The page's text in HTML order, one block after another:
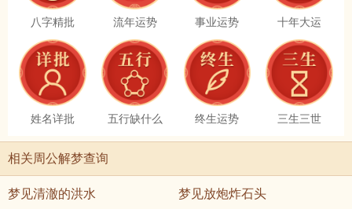
八字精批 流年运势 事业运势 十年大运
姓名详批 五行缺什么 终生运势 三生三世
相关周公解梦查询
梦见清澈的洪水 梦见放炮炸石头